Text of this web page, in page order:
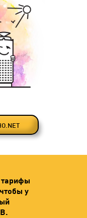
у